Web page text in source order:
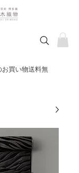
買い物送料無